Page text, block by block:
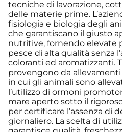
tecniche di lavorazione,
delle materie prime.
fisiologia e biologia degli
che garantiscano il giusto
nutritive, fornendo elevate
pesce di alta qualità senza
coloranti ed aromatizzanti.
provengono da
in cui gli animali sono
l’utilizzo di ormoni
mare aperto sotto il
per certificare l’assenza di
giornaliero. La scelta di